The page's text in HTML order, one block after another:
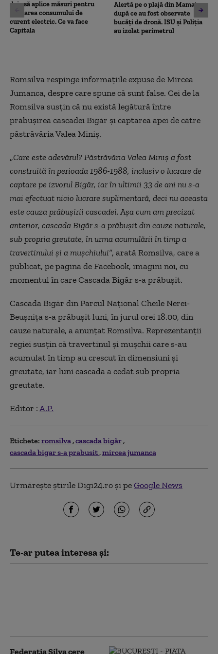
deja să aplice măsuri pentru
limitarea consumului de
curent electric. Ce va face
Capitala
Alertă pe o plajă din Mamaia,
după ce au fost observate
bucăți de dronă. ISU și Poliția
au izolat perimetrul
Romsilva respinge informațiile expuse de Mircea
Jumanca, despre care spune că sunt false. Cei de la
Romsilva susțin că nu există legătură între
prăbușirea cascadei Bigăr și captarea apei de către
păstrăvăria Valea Miniș.
„Care este adevărul? Păstrăvăria Valea Miniș a fost
construită în perioada 1986-1988, inclusiv o lucrare de
captare pe izvorul Bigăr, iar în ultimii 33 de ani nu s-a
mai efectuat nicio lucrare suplimentară, deci nu aceasta
este cauza prăbușirii cascadei. Așa cum am precizat
anterior, cascada Bigăr s-a prăbușit din cauze naturale,
sub propria greutate, în urma acumulării în timp a
travertinului și a mușchiului”, arată Romsilva, care a
publicat, pe pagina de Facebook, imagini noi, cu
momentul în care Cascada Bigăr s-a prăbușit.
Cascada Bigăr din Parcul Național Cheile Nerei-
Beușnița s-a prăbușit luni, în jurul orei 18.00, din
cauze naturale, a anunțat Romsilva. Reprezentanții
regiei susțin că travertinul și mușchii care s-au
acumulat în timp au crescut în dimensiuni și
greutate, iar luni cascada a cedat sub propria
greutate.
Editor :A.P.
Etichete: romsilva cascada bigăr
cascada bigar s-a prabusit mircea jumanca
Urmărește știrile Digi24.ro și peGoogle News
Te-ar putea interesa și:
Federația Silva cere